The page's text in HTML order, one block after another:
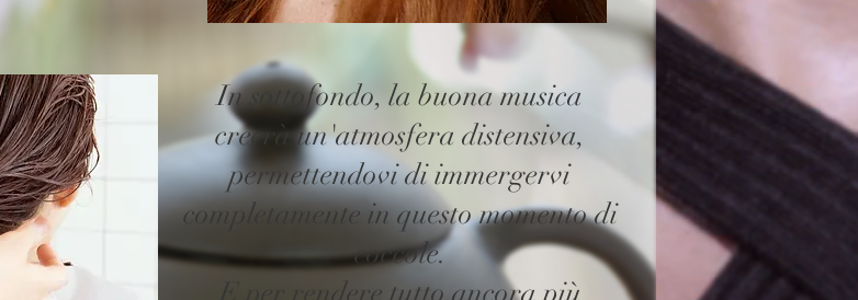
In sottofondo, la buona musica
creerà un'atmosfera distensiva,
permettendovi di immergervi
completamente in questo momento di
coccole.